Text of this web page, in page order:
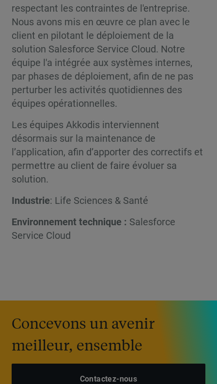
respectant les contraintes de l'entreprise.
Nous avons mis en œuvre ce plan avec le
client en pilotant le déploiement de la
solution Salesforce Service Cloud. Notre
équipe l'a intégrée aux systèmes internes,
par phases de déploiement, afin de ne pas
perturber les activités quotidiennes des
équipes opérationnelles.
Les équipes Akkodis interviennent
désormais sur la maintenance de
l’application, afin d’apporter des correctifs et
permettre au client de faire évoluer sa
solution.
Industrie: Life Sciences & Santé
Environnement technique : Salesforce
Service Cloud
Concevons un avenir
meilleur, ensemble
Contactez-nous